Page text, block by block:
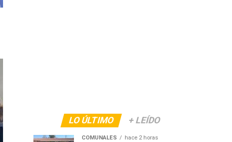
LO ÚLTIMO + LEÍDO
COMUNALES hace 2 horas